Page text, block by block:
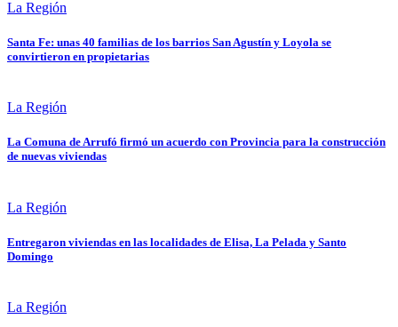
La Región
Santa Fe: unas 40 familias de los barrios San Agustín y Loyola se
convirtieron en propietarias
La Región
La Comuna de Arrufó firmó un acuerdo con Provincia para la construcción
de nuevas viviendas
La Región
Entregaron viviendas en las localidades de Elisa, La Pelada y Santo
Domingo
La Región